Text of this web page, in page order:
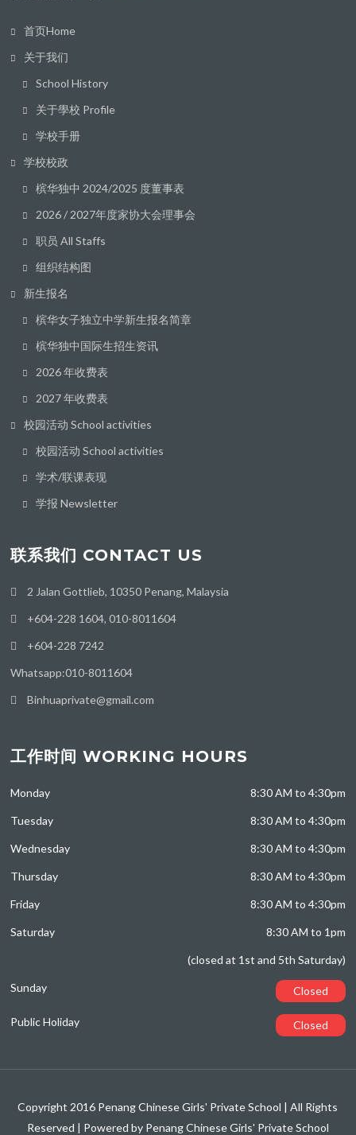
首页Home
关于我们
School History
关于學校 Profile
学校手册
学校校政
槟华独中 2024/2025 度董事表
2026 / 2027年度家协大会理事会
职员 All Staffs
组织结构图
新生报名
槟华女子独立中学新生报名简章
槟华独中国际生招生资讯
2026 年收费表
2027 年收费表
校园活动 School activities
校园活动 School activities
学术/联课表现
学报 Newsletter
联系我们 CONTACT US
2 Jalan Gottlieb, 10350 Penang, Malaysia
+604-228 1604, 010-8011604
+604-228 7242
Whatsapp:010-8011604
Binhuaprivate@gmail.com
工作时间 WORKING HOURS
Monday 8:30 AM to 4:30pm
Tuesday 8:30 AM to 4:30pm
Wednesday 8:30 AM to 4:30pm
Thursday 8:30 AM to 4:30pm
Friday 8:30 AM to 4:30pm
Saturday 8:30 AM to 1pm
(closed at 1st and 5th Saturday)
Sunday Closed
Public Holiday Closed
Copyright 2016 Penang Chinese Girls' Private School | All Rights
Reserved | Powered by Penang Chinese Girls' Private School